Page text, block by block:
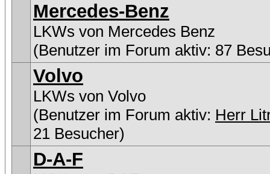
Mercedes-Benz
LKWs von Mercedes Benz
(Benutzer im Forum aktiv: 87
Volvo
LKWs von Volvo
(Benutzer im Forum aktiv: Herr
21 Besucher)
D-A-F